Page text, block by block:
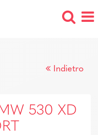
Indietro
530 XD